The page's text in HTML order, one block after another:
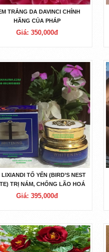
TRẮNG DA DAVINCI CHÍNH
HÃNG CỦA PHÁP
Giá: 350,000đ
LIXIANDI TỔ YẾN (BIRD’S NEST
TRỊ NÁM, CHỐNG LÃO HOÁ
Giá: 395,000đ